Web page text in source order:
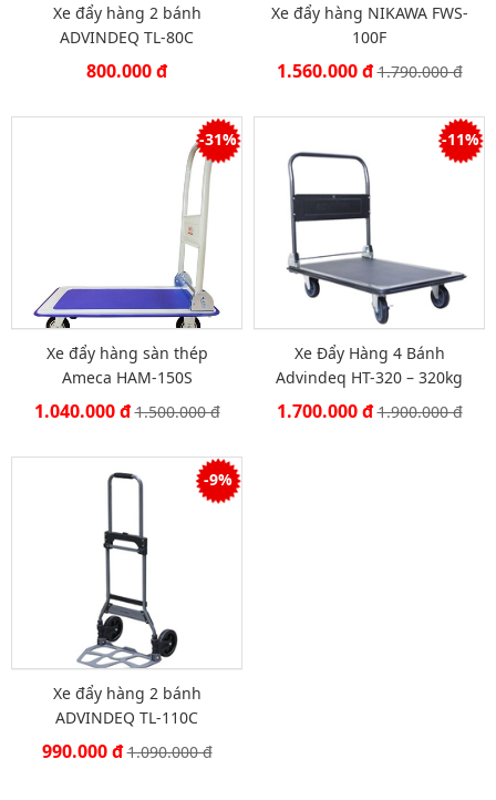
Xe đẩy hàng 2 bánh
ADVINDEQ TL-80C
800.000 đ
Xe đẩy hàng NIKAWA FWS-
100F
1.560.000 đ1.790.000 đ
-31%
Xe đẩy hàng sàn thép
Ameca HAM-150S
1.040.000 đ1.500.000 đ
-11%
Xe Đẩy Hàng 4 Bánh
Advindeq HT-320 – 320kg
1.700.000 đ1.900.000 đ
-9%
Xe đẩy hàng 2 bánh
ADVINDEQ TL-110C
990.000 đ1.090.000 đ